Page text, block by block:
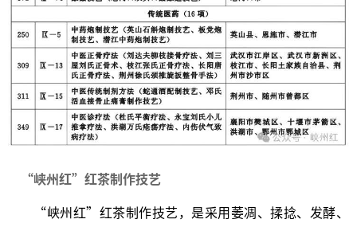
“峡州红”红茶制作技艺
“峡州红”红茶制作技艺，是采用萎凋、揉捻、发酵、